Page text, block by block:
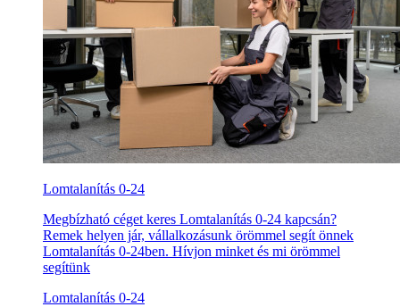
Lomtalanítás 0-24
Megbízható céget keres Lomtalanítás 0-24 kapcsán?
Remek helyen jár, vállalkozásunk örömmel segít önnek
Lomtalanítás 0-24ben. Hívjon minket és mi örömmel
segítünk
Lomtalanítás 0-24